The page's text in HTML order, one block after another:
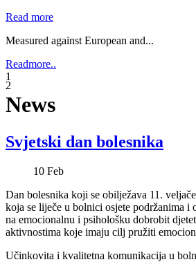
Read more
Measured against European and...
Readmore..
1
2
News
Svjetski dan bolesnika
10 Feb
Dan bolesnika koji se obilježava 11.
koja se liječe u bolnici osjete podržanima i
na emocionalnu i psihološku dobrobit
aktivnostima koje imaju cilj pružiti
Učinkovita i kvalitetna komunikacija u